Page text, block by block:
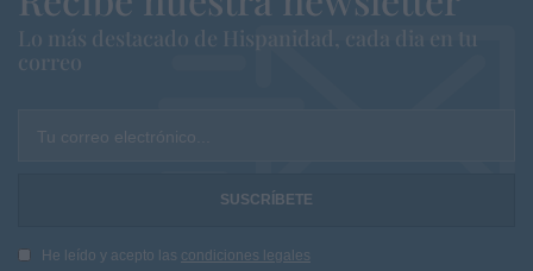
Lo más destacado de Hispanidad, cada dia en tu
correo
Tu correo electrónico...
He leído y acepto las condiciones legales